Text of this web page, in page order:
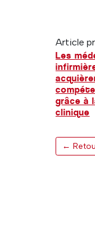
Article
Les
grâce à
clinique
←